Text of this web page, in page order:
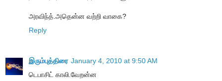
அரவிந்த்.அதென்ன வற்றி வாகை?
Reply
இரும்புத்திரை January 4, 2010 at 9:50 AM
டெபாசிட் காலி.வேறன்ன